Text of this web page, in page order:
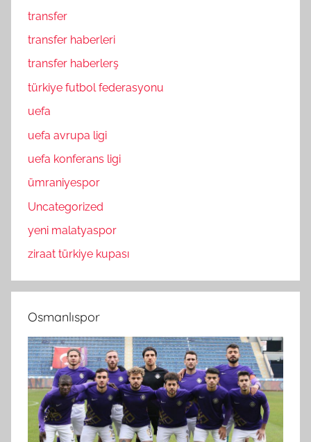
transfer
transfer haberleri
transfer haberlerş
türkiye futbol federasyonu
uefa
uefa avrupa ligi
uefa konferans ligi
ümraniyespor
Uncategorized
yeni malatyaspor
ziraat türkiye kupası
Osmanlıspor